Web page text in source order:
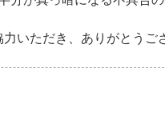
いただき、ありがとうご